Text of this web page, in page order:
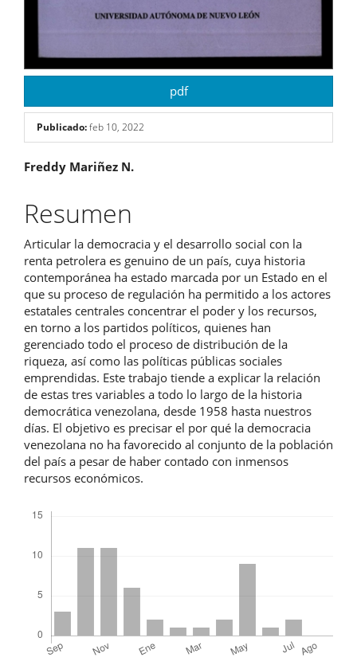
pdf
Publicado:feb 10, 2022
Contenido
principal
del
artículo
Freddy Mariñez N.
Resumen
Articular la democracia y el desarrollo social con la
renta petrolera es genuino de un país, cuya historia
contemporánea ha estado marcada por un Estado en el
que su proceso de regulación ha permitido a los actores
estatales centrales concentrar el poder y los recursos,
en torno a los partidos políticos, quienes han
gerenciado todo el proceso de distribución de la
riqueza, así como las políticas públicas sociales
emprendidas. Este trabajo tiende a explicar la relación
de estas tres variables a todo lo largo de la historia
democrática venezolana, desde 1958 hasta nuestros
días. El objetivo es precisar el por qué la democracia
venezolana no ha favorecido al conjunto de la población
del país a pesar de haber contado con inmensos
recursos económicos.